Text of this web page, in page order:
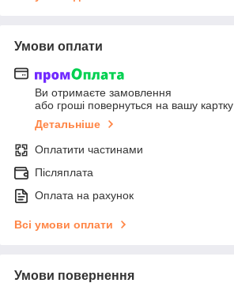
Умови оплати
Ви отримаєте замовлення
або гроші повернуться на вашу картку
Детальніше
Оплатити частинами
Післяплата
Оплата на рахунок
Всі умови оплати
Умови повернення